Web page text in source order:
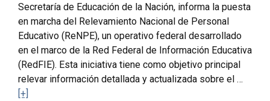
Secretaría de Educación de la Nación, informa la puesta
en marcha del Relevamiento Nacional de Personal
Educativo (ReNPE), un operativo federal desarrollado
en el marco de la Red Federal de Información Educativa
(RedFIE). Esta iniciativa tiene como objetivo principal
relevar información detallada y actualizada sobre el …
[+]